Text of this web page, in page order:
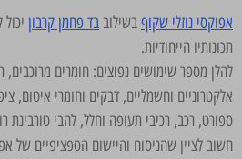
אפוקסי נוזלי שקוףבשילוב בד פחמן קרבון
תכונותיו הייחודיות.
להלן מספר שימושים נפוצים: חומרים מרוכבים,
אלקטרוניים וחשמליים, דבקים וחומרי איטום,
ספורט, רכב, רכיבי תעופה וחלל, להבי טורבינת
חשוב לציין שהניסוח והיישום הספציפיים של